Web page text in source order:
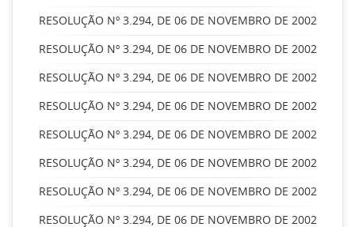
RESOLUÇÃO Nº 3.294, DE 06 DE NOVEMBRO DE 2002
RESOLUÇÃO Nº 3.294, DE 06 DE NOVEMBRO DE 2002
RESOLUÇÃO Nº 3.294, DE 06 DE NOVEMBRO DE 2002
RESOLUÇÃO Nº 3.294, DE 06 DE NOVEMBRO DE 2002
RESOLUÇÃO Nº 3.294, DE 06 DE NOVEMBRO DE 2002
RESOLUÇÃO Nº 3.294, DE 06 DE NOVEMBRO DE 2002
RESOLUÇÃO Nº 3.294, DE 06 DE NOVEMBRO DE 2002
RESOLUÇÃO Nº 3.294, DE 06 DE NOVEMBRO DE 2002